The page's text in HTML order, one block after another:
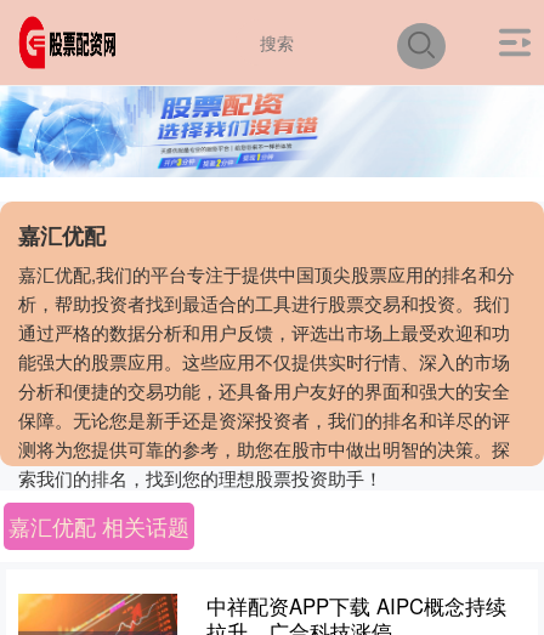
嘉汇优配
嘉汇优配,我们的平台专注于提供中国顶尖股票应用的排名和分
析，帮助投资者找到最适合的工具进行股票交易和投资。我们
通过严格的数据分析和用户反馈，评选出市场上最受欢迎和功
能强大的股票应用。这些应用不仅提供实时行情、深入的市场
分析和便捷的交易功能，还具备用户友好的界面和强大的安全
保障。无论您是新手还是资深投资者，我们的排名和详尽的评
测将为您提供可靠的参考，助您在股市中做出明智的决策。探
索我们的排名，找到您的理想股票投资助手！
嘉汇优配 相关话题
中祥配资APP下载 AIPC概念持续